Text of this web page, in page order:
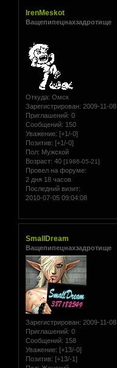
IrenMeskot
Ващепипецнахзадротище
Откуда: Омск
Зарегистрирован: 2009-11-08
Приглашений: 0
Сообщений: 150
Уважение: [+1/-0]
Позитив: [+1/-0]
Пол: Мужской
Возраст: 40 [1986-05-21]
Провел на форуме:
2 дня 18 часов
Последний визит:
2010-07-05 09:04:08
SmallDream
Ващепипецнахзадротище
Зарегистрирован: 2009-11-08
Приглашений: 0
Сообщений: 158
Уважение: [+13/-0]
Позитив: [+13/-1]